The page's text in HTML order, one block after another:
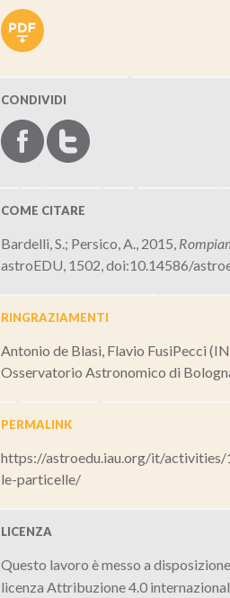
CONDIVIDI
COME CITARE
Bardelli, S.; Persico, A., 2015,
astroEDU, 1502,doi:10.14586/
RINGRAZIAMENTI
Antonio de Blasi, Flavio FusiPecci
Osservatorio Astronomico di
PERMALINK
https://astroedu.iau.org/it/
le-particelle/
LICENZA
Questo lavoro è messo a
licenza Attribuzione 4.0